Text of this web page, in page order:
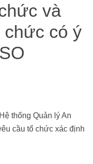
và
chức có ý
thống Quản lý An
cầu tổ chức xác định